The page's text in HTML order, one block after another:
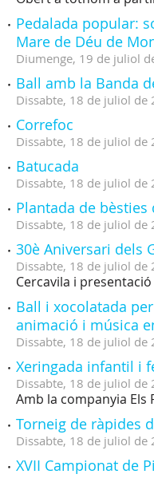
Pedalada popular:
Mare de Déu de
Diumenge, 19 de juliol
Ball amb la Banda
Dissabte, 18 de juliol de
Correfoc
Dissabte, 18 de juliol de
Batucada
Dissabte, 18 de juliol de
Plantada de bèsties
Dissabte, 18 de juliol de
30è Aniversari dels
Dissabte, 18 de juliol de
Cercavila i
Ball i xocolatada
animació i música
Dissabte, 18 de juliol de
Xeringada infantil i
Dissabte, 18 de juliol de
Amb la companyia Els
Torneig de ràpides
Dissabte, 18 de juliol de
XVII Campionat de